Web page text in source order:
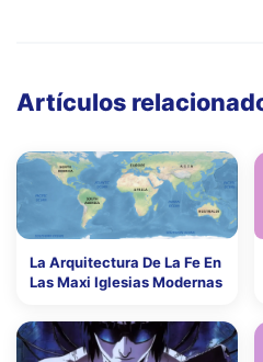
Artículos
La Arquitectura De La Fe En
Las Maxi Iglesias Modernas